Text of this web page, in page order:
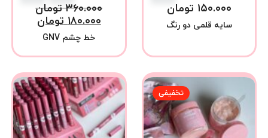
۱۵۰.۰۰۰ تومان
سایه قلمی دو رنگ
۳۶۰.۰۰۰ تومان
۱۸۰.۰۰۰ تومان
خط چشم GNV
تخفیفی